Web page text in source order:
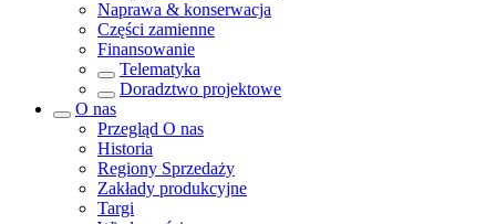
Naprawa & konserwacja
Części zamienne
Finansowanie
Telematyka
Doradztwo projektowe
O nas
Przegląd O nas
Historia
Regiony Sprzedaży
Zakłady produkcyjne
Targi